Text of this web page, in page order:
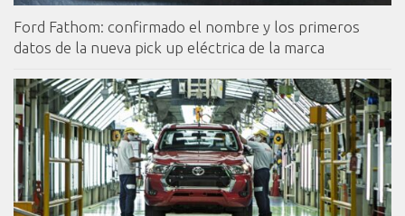
Ford Fathom: confirmado el nombre y los primeros
datos de la nueva pick up eléctrica de la marca